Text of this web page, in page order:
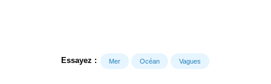
Essayez : Mer Océan Vagues